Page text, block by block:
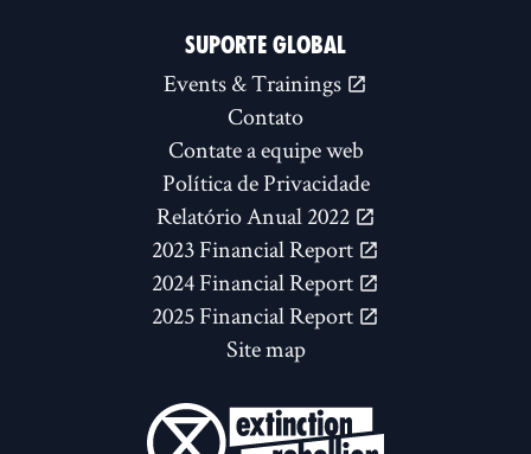
SUPORTE GLOBAL
Events & Trainings
Contato
Contate a equipe web
Política de Privacidade
Relatório Anual 2022
2023 Financial Report
2024 Financial Report
2025 Financial Report
Site map